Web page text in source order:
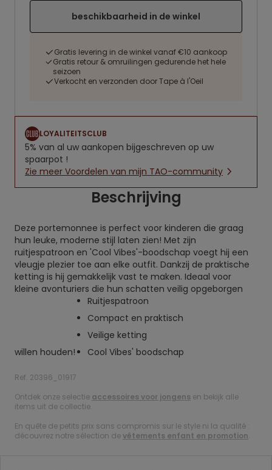
beschikbaarheid in de winkel
Gratis levering in de winkel vanaf €10 aankoop
Gratis retour & omruilingen gedurende het hele
seizoen
Verkocht en verzonden door Tape à l'Oeil
LOYALITEITSCLUB
5% van al uw aankopen bijgeschreven op uw
spaarpot !
Zie meer Voordelen van mijn TAO-community
Beschrijving
Deze portemonnee is perfect voor kinderen die graag
hun leuke, moderne stijl laten zien! Met zijn
ruitjespatroon en 'Cool Vibes'-boodschap voegt hij een
vleugje plezier toe aan elke outfit. Dankzij de praktische
ketting is hij gemakkelijk vast te maken. Ideaal voor
kleine avonturiers die hun schatten veilig opgeborgen
willen houden!
Ruitjespatroon
Compact en praktisch
Veilige ketting
Cool Vibes' boodschap
Ref. 20396_01917
Ontdek onze selectie accessoires voor jongens en bekijk alle
items uit de collectie.
En quête de petits prix sans compromis sur le style ni la qualité :
découvrez notre sélection devêtements enfant en promotion.